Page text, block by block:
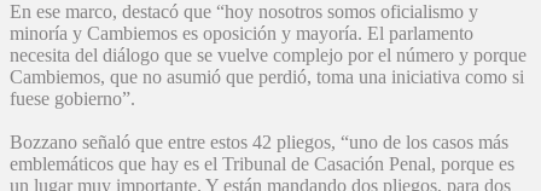
En ese marco, destacó que “hoy nosotros somos oficialismo y
minoría y Cambiemos es oposición y mayoría. El parlamento
necesita del diálogo que se vuelve complejo por el número y porque
Cambiemos, que no asumió que perdió, toma una iniciativa como si
fuese gobierno”.
Bozzano señaló que entre estos 42 pliegos, “uno de los casos más
emblemáticos que hay es el Tribunal de Casación Penal, porque es
un lugar muy importante. Y están mandando dos pliegos, para dos